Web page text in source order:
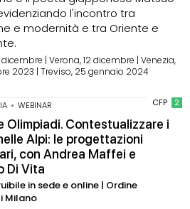
l'incontro tra
e modernità e tra Oriente e
| Verona, 12 dicembre | Venezia,
2023 | Treviso, 25 gennaio 2024
CFP 2
• WEBINAR
Olimpiadi. Contestualizzare i
Alpi: le progettazioni
con Andrea Maffei e
Di Vita
in sede e online | Ordine
Milano